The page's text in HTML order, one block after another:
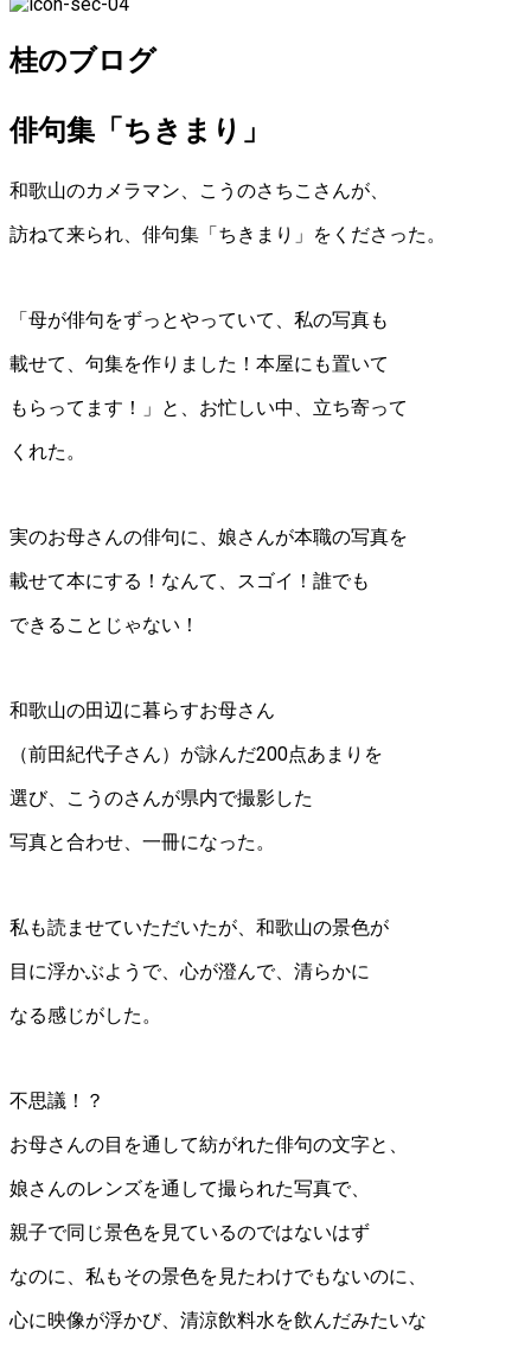
桂のブログ
俳句集「ちきまり」
和歌山のカメラマン、こうのさちこさんが、
訪ねて来られ、俳句集「ちきまり」をくださった。
「母が俳句をずっとやっていて、私の写真も
載せて、句集を作りました！本屋にも置いて
もらってます！」と、お忙しい中、立ち寄って
くれた。
実のお母さんの俳句に、娘さんが本職の写真を
載せて本にする！なんて、スゴイ！誰でも
できることじゃない！
和歌山の田辺に暮らすお母さん
（前田紀代子さん）が詠んだ200点あまりを
選び、こうのさんが県内で撮影した
写真と合わせ、一冊になった。
私も読ませていただいたが、和歌山の景色が
目に浮かぶようで、心が澄んで、清らかに
なる感じがした。
不思議！？
お母さんの目を通して紡がれた俳句の文字と、
娘さんのレンズを通して撮られた写真で、
親子で同じ景色を見ているのではないはず
なのに、私もその景色を見たわけでもないのに、
心に映像が浮かび、清涼飲料水を飲んだみたいな